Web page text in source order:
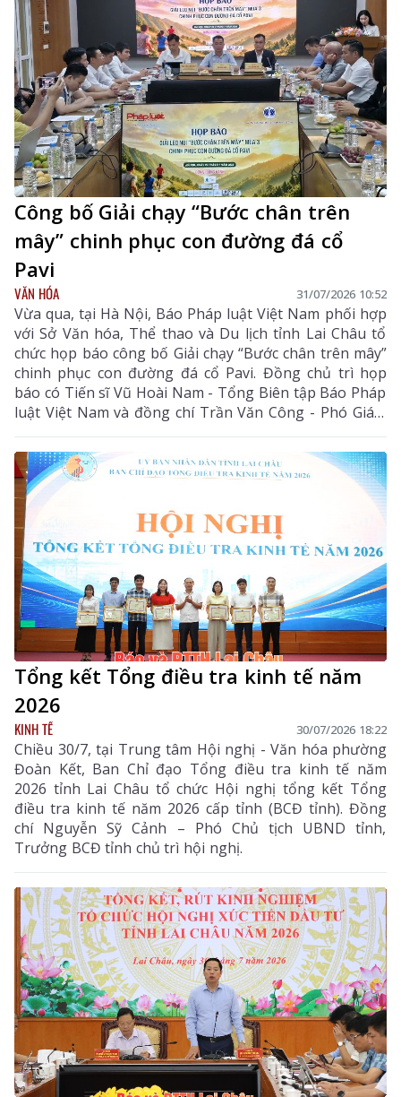
Công bố Giải chạy “Bước chân trên
mây” chinh phục con đường đá cổ
Pavi
VĂN HÓA 31/07/2026 10:52
Vừa qua, tại Hà Nội, Báo Pháp luật Việt Nam phối hợp
với Sở Văn hóa, Thể thao và Du lịch tỉnh Lai Châu tổ
chức họp báo công bố Giải chạy “Bước chân trên mây”
chinh phục con đường đá cổ Pavi. Đồng chủ trì họp
báo có Tiến sĩ Vũ Hoài Nam - Tổng Biên tập Báo Pháp
luật Việt Nam và đồng chí Trần Văn Công - Phó Giám
đốc Sở Văn hóa, Thể thao và Du lịch tỉnh Lai Châu.
Tổng kết Tổng điều tra kinh tế năm
2026
KINH TẾ 30/07/2026 18:22
Chiều 30/7, tại Trung tâm Hội nghị - Văn hóa phường
Đoàn Kết, Ban Chỉ đạo Tổng điều tra kinh tế năm
2026 tỉnh Lai Châu tổ chức Hội nghị tổng kết Tổng
điều tra kinh tế năm 2026 cấp tỉnh (BCĐ tỉnh). Đồng
chí Nguyễn Sỹ Cảnh – Phó Chủ tịch UBND tỉnh,
Trưởng BCĐ tỉnh chủ trì hội nghị.